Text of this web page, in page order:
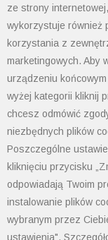
ze strony
wykorzystuje również
korzystania z
marketingowych. Aby
urządzeniu
wyżej kategorii kliknij
chcesz odmówić
niezbędnych plików
Poszczególne
kliknięciu przycisku
odpowiadają Twoim
instalowanie plików
wybranym przez
ustawienia".
tel: 33 497-77-77
fax: 33 497-77-10
email:
Godziny otwarcia:
NIP: 547-008-67-86
KRS: 0000003533
REGON: 070008398
POLIMET S. Kij
Oddział Dąbrowa
41-300 Dąbrowa
Tel. 32 268 50 99